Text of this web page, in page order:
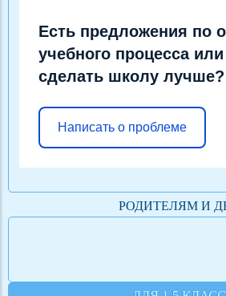
Есть предложения по
учебного процесса или
сделать школу лучше?
Написать о проблеме
РОДИТЕЛЯМ И